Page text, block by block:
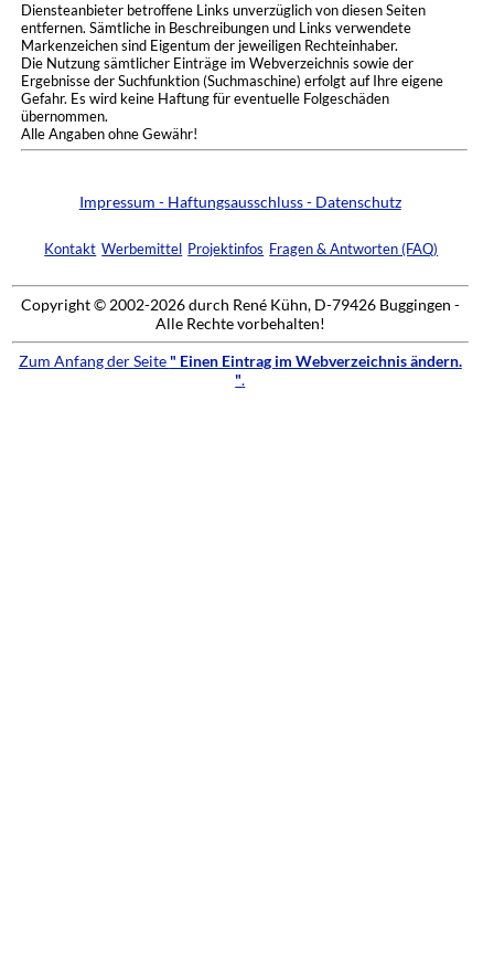
Diensteanbieter betroffene Links unverzüglich von diesen Seiten
entfernen. Sämtliche in Beschreibungen und Links verwendete
Markenzeichen sind Eigentum der jeweiligen Rechteinhaber.
Die Nutzung sämtlicher Einträge im Webverzeichnis sowie der
Ergebnisse der Suchfunktion (Suchmaschine) erfolgt auf Ihre eigene
Gefahr. Es wird keine Haftung für eventuelle Folgeschäden
übernommen.
Alle Angaben ohne Gewähr!
Impressum - Haftungsausschluss - Datenschutz
Kontakt Werbemittel Projektinfos Fragen & Antworten (FAQ)
Copyright © 2002-2026 durch René Kühn, D-79426 Buggingen -
Alle Rechte vorbehalten!
Zum Anfang der Seite " Einen Eintrag im Webverzeichnis ändern.
".